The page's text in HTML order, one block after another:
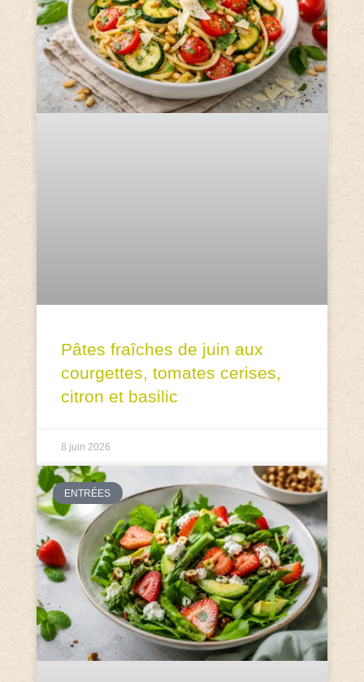
Pâtes fraîches de juin aux
courgettes, tomates cerises,
citron et basilic
8 juin 2026
ENTRÉES